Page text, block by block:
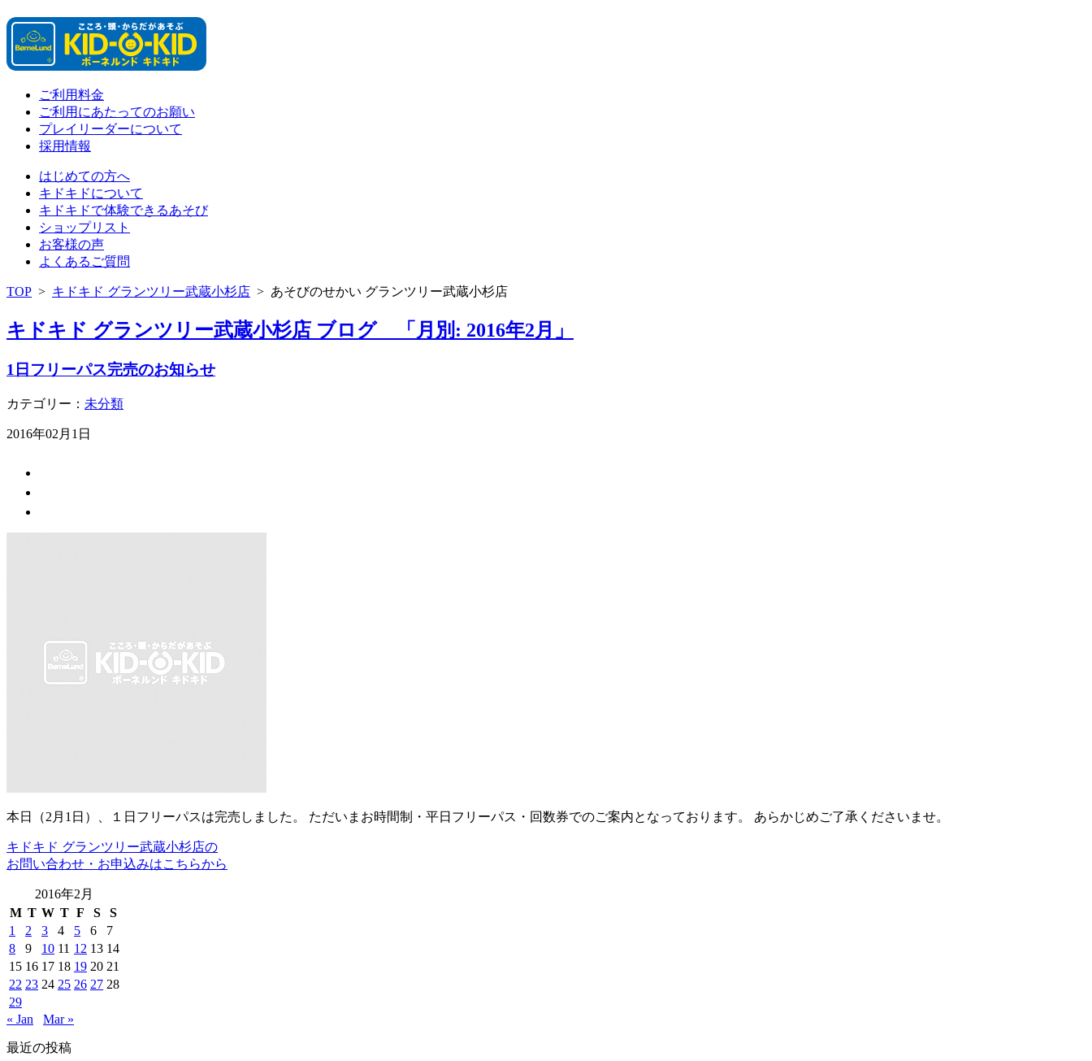
ご利用料金
ご利用にあたってのお願い
プレイリーダーについて
採用情報
はじめての方へ
キドキドについて
キドキドで体験できるあそび
ショップリスト
お客様の声
よくあるご質問
TOP > キドキド グランツリー武蔵小杉店 > あそびのせかい グランツリー武蔵小杉店
キドキド グランツリー武蔵小杉店 ブログ 「月別: 2016年2月」
1日フリーパス完売のお知らせ
カテゴリー： 未分類
2016年02月1日
本日（2月1日）、１日フリーパスは完売しました。 ただいまお時間制・平日フリーパス・回数券でのご案内となっております。 あらかじめご了承くださいませ。
キドキド グランツリー武蔵小杉店の
お問い合わせ・お申込みはこちらから
2016年2月
M T W T F S
S
1
2 3 4 5 6
7
8
9 10 11 12 13 14
15 16 17 18 19 20 21
22 23 24 25 26 27 28
29
« Jan
Mar »
最近の投稿